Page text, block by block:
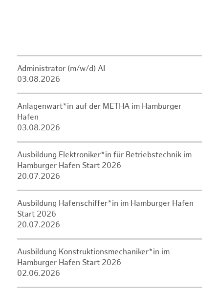
Administrator (m/w/d) AI
03.08.2026
Anlagenwart*in auf der METHA im Hamburger
Hafen
03.08.2026
Ausbildung Elektroniker*in für Betriebstechnik im
Hamburger Hafen Start 2026
20.07.2026
Ausbildung Hafenschiffer*in im Hamburger Hafen
Start 2026
20.07.2026
Ausbildung Konstruktionsmechaniker*in im
Hamburger Hafen Start 2026
02.06.2026